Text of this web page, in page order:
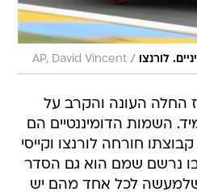
לורנצו /
AP, David Vincent
החלה העונה והקרב על
חורחה לורנצו וקייסי
נרשם שמם הוא גם הסדר
לכל אחד מהם יש